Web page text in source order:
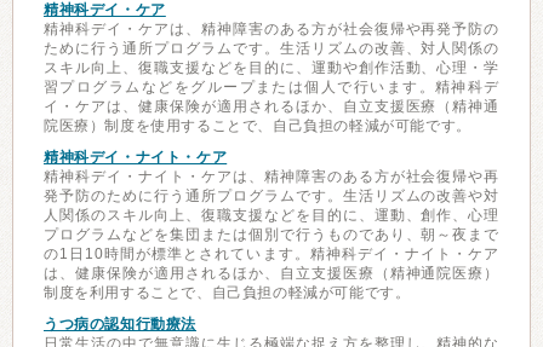
精神科デイ・ケア
精神科デイ・ケアは、精神障害のある方が社会復帰や再発予防の
ために行う通所プログラムです。生活リズムの改善、対人関係の
スキル向上、復職支援などを目的に、運動や創作活動、心理・学
習プログラムなどをグループまたは個人で行います。精神科デ
イ・ケアは、健康保険が適用されるほか、自立支援医療（精神通
院医療）制度を使用することで、自己負担の軽減が可能です。
精神科デイ・ナイト・ケア
精神科デイ・ナイト・ケアは、精神障害のある方が社会復帰や再
発予防のために行う通所プログラムです。生活リズムの改善や対
人関係のスキル向上、復職支援などを目的に、運動、創作、心理
プログラムなどを集団または個別で行うものであり、朝～夜まで
の1日10時間が標準とされています。精神科デイ・ナイト・ケア
は、健康保険が適用されるほか、自立支援医療（精神通院医療）
制度を利用することで、自己負担の軽減が可能です。
うつ病の認知行動療法
日常生活の中で無意識に生じる極端な捉え方を整理し、精神的な